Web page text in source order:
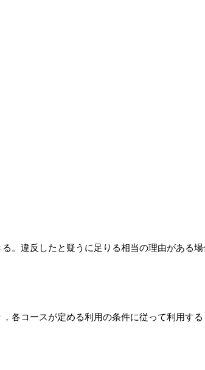
違反したと疑うに足りる相当の理由がある場
コースが定める利用の条件に従って利用する